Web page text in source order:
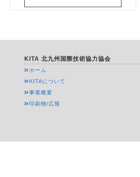
KITA 北九州国際技術協力協会
ホーム
KITAについて
事業概要
印刷物/広報